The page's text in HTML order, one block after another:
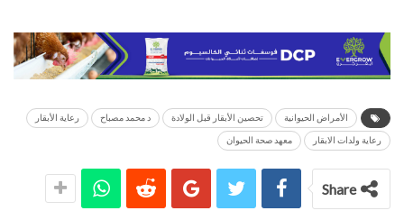
الأمراض الحيوانية تحصين الأبقار قبل الولادة د محمد مصباح رعاية الأبقار
رعاية ولدات الابقار معهد صحة الحيوان
Share